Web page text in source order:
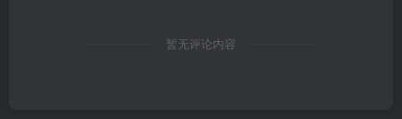
暂无评论内容